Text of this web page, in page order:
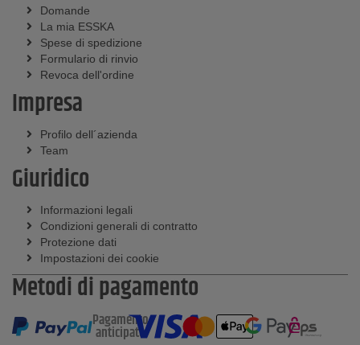
Domande
La mia ESSKA
Spese di spedizione
Formulario di rinvio
Revoca dell'ordine
Impresa
Profilo dell´azienda
Team
Giuridico
Informazioni legali
Condizioni generali di contratto
Protezione dati
Impostazioni dei cookie
Metodi di pagamento
Pagamento
anticipato